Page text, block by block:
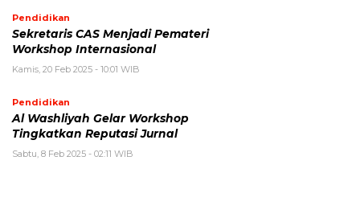
Pendidikan
Sekretaris CAS Menjadi Pemateri
Workshop Internasional
Kamis, 20 Feb 2025 - 10:01 WIB
Pendidikan
Al Washliyah Gelar Workshop
Tingkatkan Reputasi Jurnal
Sabtu, 8 Feb 2025 - 02:11 WIB